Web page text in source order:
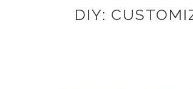
DIY: